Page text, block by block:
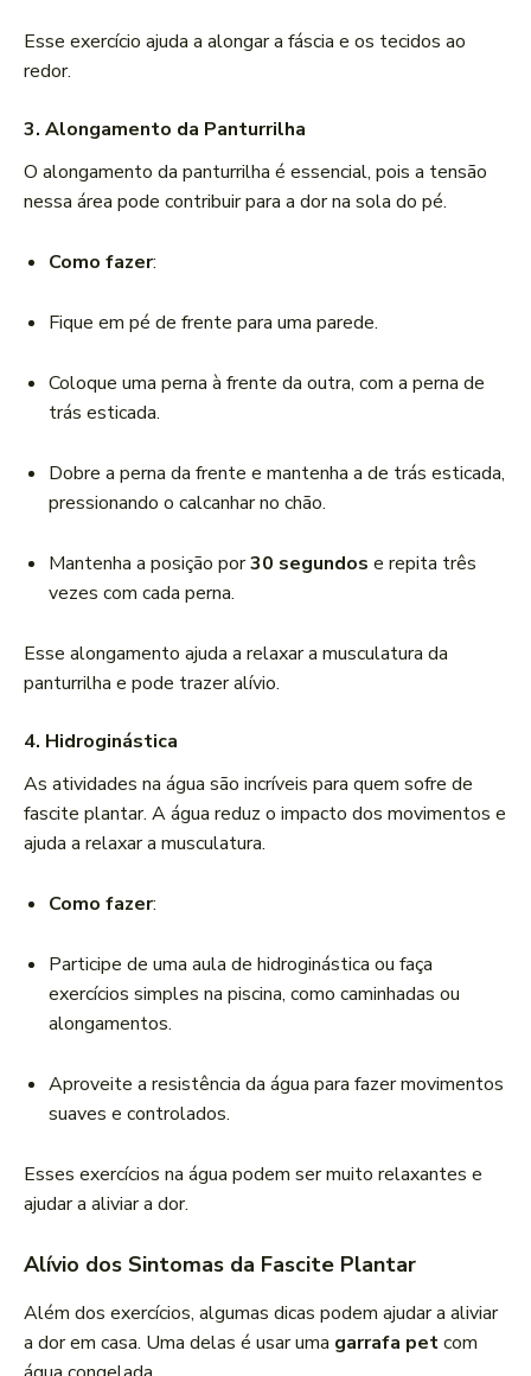
Esse exercício ajuda a alongar a fáscia e os tecidos ao
redor.
3. Alongamento da Panturrilha
O alongamento da panturrilha é essencial, pois a tensão
nessa área pode contribuir para a dor na sola do pé.
Como fazer:
Fique em pé de frente para uma parede.
Coloque uma perna à frente da outra, com a perna de
trás esticada.
Dobre a perna da frente e mantenha a de trás esticada,
pressionando o calcanhar no chão.
Mantenha a posição por30 segundos e repita três
vezes com cada perna.
Esse alongamento ajuda a relaxar a musculatura da
panturrilha e pode trazer alívio.
4. Hidroginástica
As atividades na água são incríveis para quem sofre de
fascite plantar. A água reduz o impacto dos movimentos e
ajuda a relaxar a musculatura.
Como fazer:
Participe de uma aula de hidroginástica ou faça
exercícios simples na piscina, como caminhadas ou
alongamentos.
Aproveite a resistência da água para fazer movimentos
suaves e controlados.
Esses exercícios na água podem ser muito relaxantes e
ajudar a aliviar a dor.
Alívio dos Sintomas da Fascite Plantar
Além dos exercícios, algumas dicas podem ajudar a aliviar
a dor em casa. Uma delas é usar uma garrafa petcom